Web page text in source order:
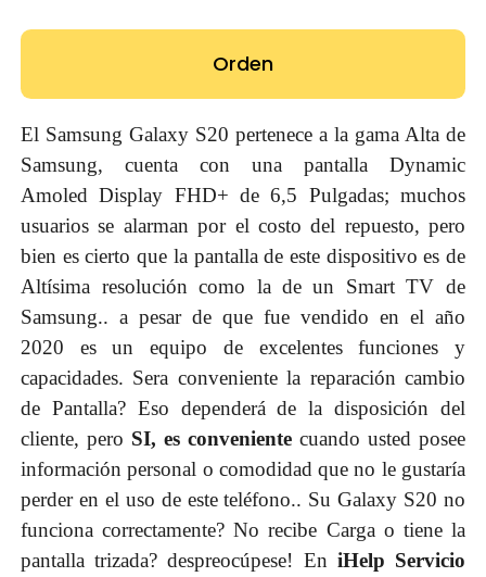
Orden
El Samsung Galaxy S20 pertenece a la gama Alta de
Samsung, cuenta con una pantalla Dynamic
Amoled Display FHD+ de 6,5 Pulgadas; muchos
usuarios se alarman por el costo del repuesto, pero
bien es cierto que la pantalla de este dispositivo es de
Altísima resolución como la de un Smart TV de
Samsung.. a pesar de que fue vendido en el año
2020 es un equipo de excelentes funciones y
capacidades. Sera conveniente la reparación cambio
de Pantalla? Eso dependerá de la disposición del
cliente, pero SI, es convenientecuando usted posee
información personal o comodidad que no le gustaría
perder en el uso de este teléfono.. Su Galaxy S20 no
funciona correctamente? No recibe Carga o tiene la
pantalla trizada? despreocúpese! En iHelp Servicio